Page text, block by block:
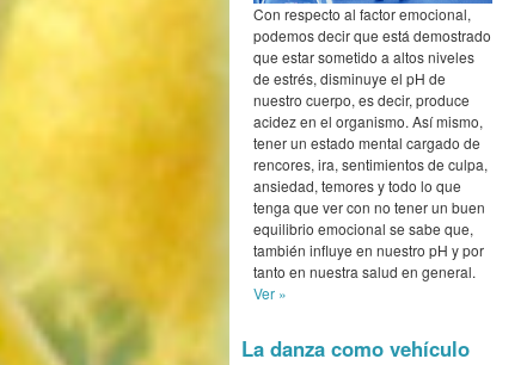
Con respecto al factor emocional,
podemos decir que está demostrado
que estar sometido a altos niveles
de estrés, disminuye el pH de
nuestro cuerpo, es decir, produce
acidez en el organismo. Así mismo,
tener un estado mental cargado de
rencores, ira, sentimientos de culpa,
ansiedad, temores y todo lo que
tenga que ver con no tener un buen
equilibrio emocional se sabe que,
también influye en nuestro pH y por
tanto en nuestra salud en general.
Ver »
La danza como vehículo